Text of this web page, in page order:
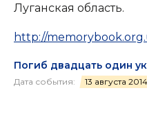
Луганская область.
http://
Погиб двадцать один
Дата события: 13 августа 2014